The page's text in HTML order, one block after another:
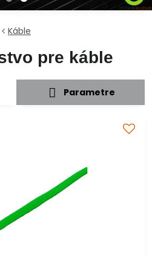
Káble
pre káble
Parametre